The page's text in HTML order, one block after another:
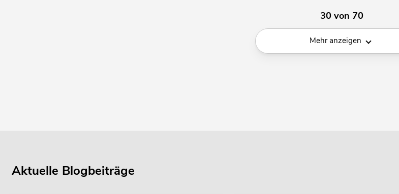
30 von 70
Mehr anzeigen
Aktuelle Blogbeiträge